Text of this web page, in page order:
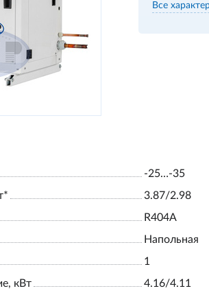
Все
-25…-35
3.87/2.98
R404A
Напольная
1
кВт
4.16/4.11